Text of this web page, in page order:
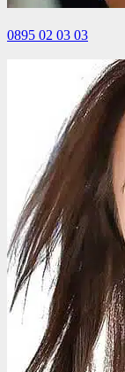
0895 02 03 03